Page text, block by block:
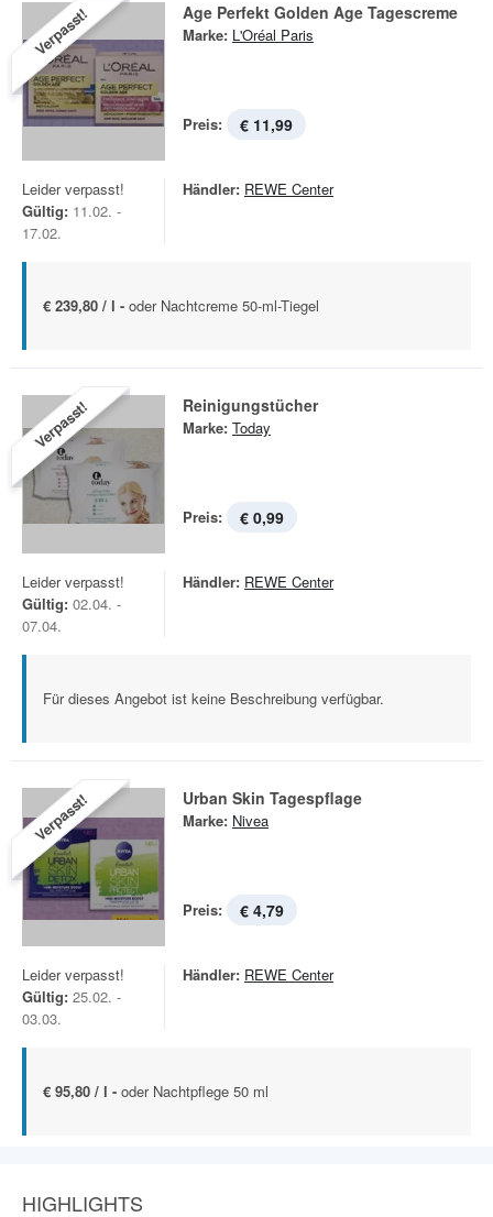
Verpasst! Age Perfekt Golden Age Tagescreme
Marke: L'Oréal Paris
Preis: € 11,99
Leider verpasst!
Gültig: 11.02. -
17.02.
Händler: REWE Center
€ 239,80 / l - oder Nachtcreme 50-ml-Tiegel
Verpasst! Reinigungstücher
Marke: Today
Preis: € 0,99
Leider verpasst!
Gültig: 02.04. -
07.04.
Händler: REWE Center
Für dieses Angebot ist keine Beschreibung verfügbar.
Verpasst! Urban Skin Tagespflage
Marke: Nivea
Preis: € 4,79
Leider verpasst!
Gültig: 25.02. -
03.03.
Händler: REWE Center
€ 95,80 / l - oder Nachtpflege 50 ml
HIGHLIGHTS